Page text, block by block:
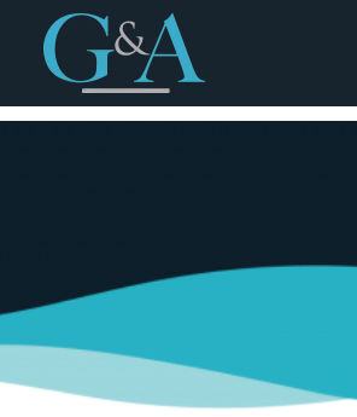
Panneau de gestion des cookies